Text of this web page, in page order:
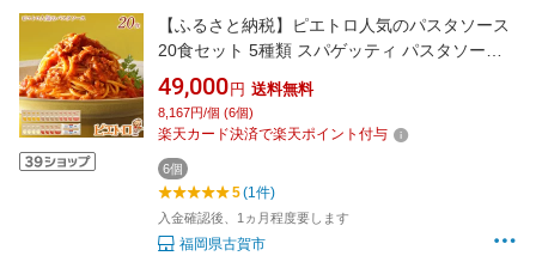
【ふるさと納税】ピエトロ人気のパスタソース
20食セット 5種類 スパゲッティ パスタソース
詰め合わせ 食べ比べ レトルト ペペロンチーノ
ボロネーゼ ナポリタン カルボナーラ 送料無料
49,000 円 送料無料
8,167円/個 (6個)
楽天カード決済で楽天ポイント付与
6個
5(1件)
入金確認後、1ヵ月程度要します
福岡県古賀市